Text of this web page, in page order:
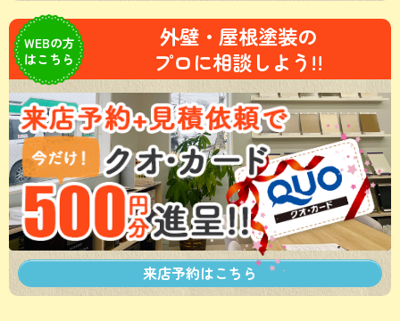
WEBの方
はこちら
外壁・屋根塗装の
プロに相談しよう!!
来店予約はこちら